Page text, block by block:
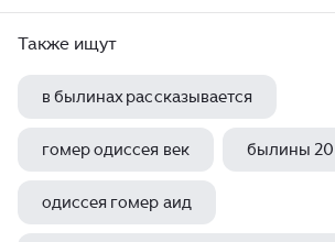
Также ищут
в былинах рассказывается
гомер одиссея век былины 20
одиссея гомер аид